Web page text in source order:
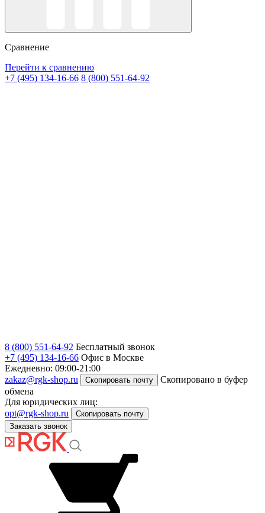
Сравнение
Перейти к сравнению
+7 (495) 134-16-66 8 (800) 551-64-92
8 (800) 551-64-92 Бесплатный звонок
+7 (495) 134-16-66 Офис в Москве
Ежедневно: 09:00-21:00
zakaz@rgk-shop.ru
Скопировать почту
Скопировано в буфер
обмена
Для юридических лиц:
opt@rgk-shop.ru
Скопировать почту
Заказать звонок